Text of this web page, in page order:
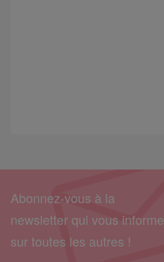
Abonnez-vous à la
newsletter qui vous informe
sur toutes les autres !